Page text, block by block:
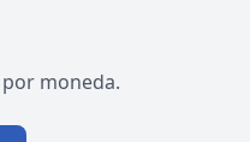
moneda.